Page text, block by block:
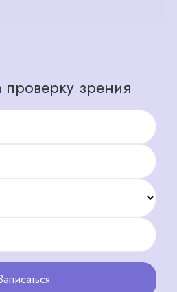
зрения